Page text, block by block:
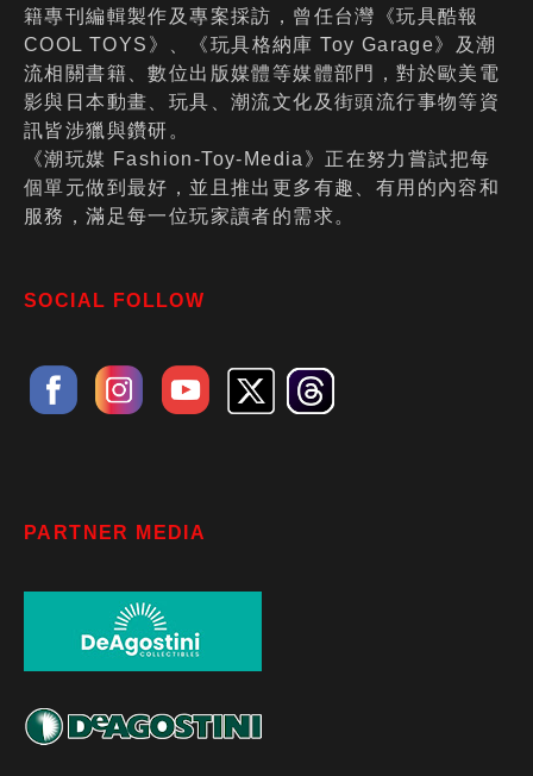
籍專刊編輯製作及專案採訪，曾任台灣《玩具酷報
COOL TOYS》、《玩具格納庫 Toy Garage》及潮
流相關書籍、數位出版媒體等媒體部門，對於歐美電
影與日本動畫、玩具、潮流文化及街頭流行事物等資
訊皆涉獵與鑽研。
《潮玩媒 Fashion-Toy-Media》正在努力嘗試把每
個單元做到最好，並且推出更多有趣、有用的內容和
服務，滿足每一位玩家讀者的需求。
SOCIAL FOLLOW
PARTNER MEDIA